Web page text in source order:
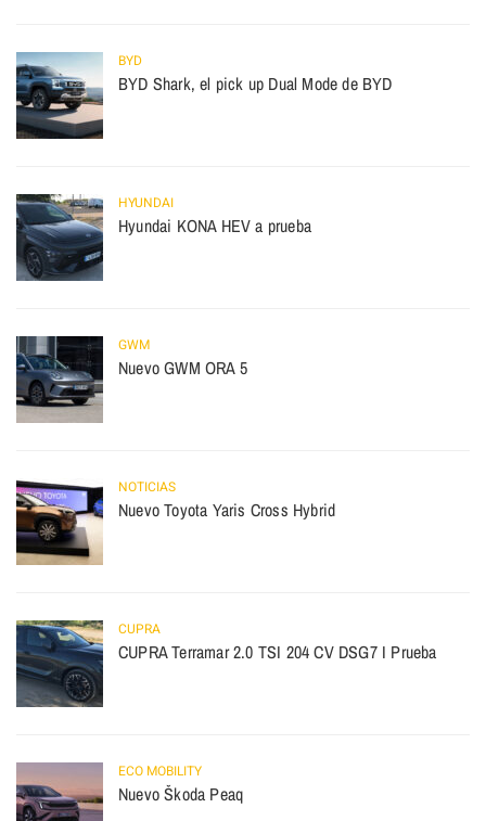
BYD
BYD Shark, el pick up Dual Mode de BYD
HYUNDAI
Hyundai KONA HEV a prueba
GWM
Nuevo GWM ORA 5
NOTICIAS
Nuevo Toyota Yaris Cross Hybrid
CUPRA
CUPRA Terramar 2.0 TSI 204 CV DSG7 I Prueba
ECO MOBILITY
Nuevo Škoda Peaq